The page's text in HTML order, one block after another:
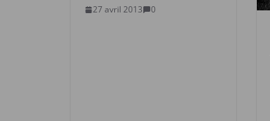
27 avril 2013 0